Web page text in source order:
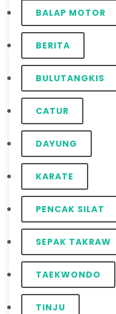
BALAP MOTOR
BERITA
BULUTANGKIS
CATUR
DAYUNG
KARATE
PENCAK SILAT
SEPAK TAKRAW
TAEKWONDO
TINJU